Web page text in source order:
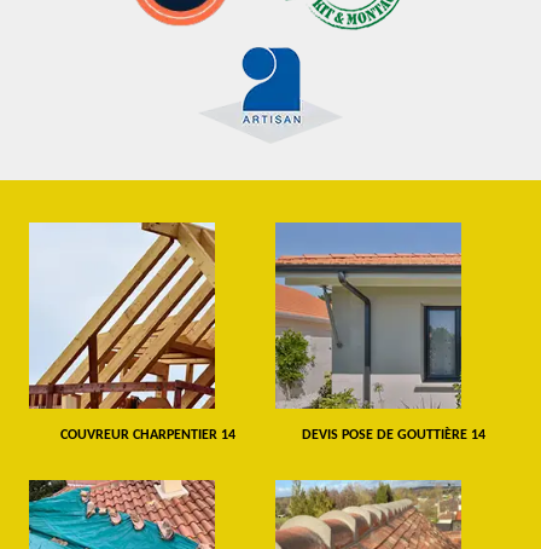
COUVREUR CHARPENTIER 14 DEVIS POSE DE GOUTTIÈRE 14